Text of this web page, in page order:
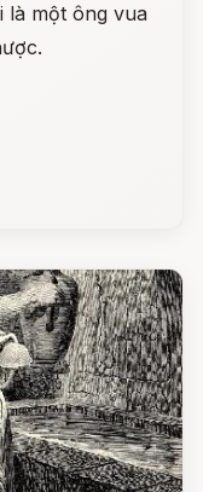
là một ông vua